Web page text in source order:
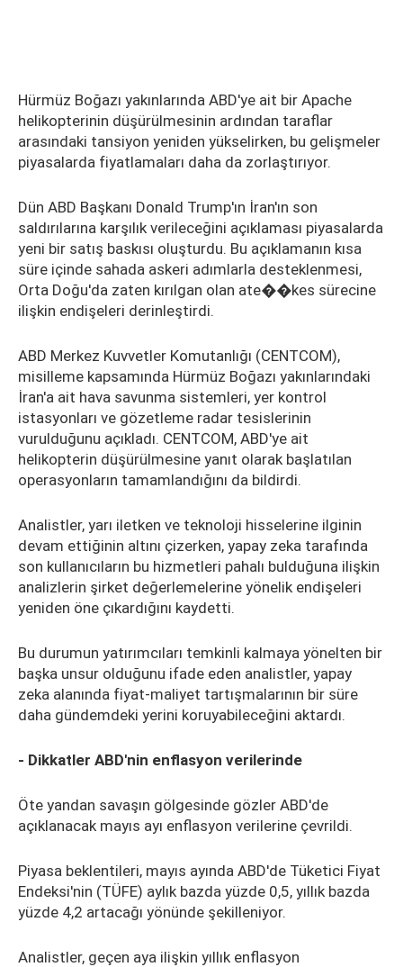
Hürmüz Boğazı yakınlarında ABD'ye ait bir Apache
helikopterinin düşürülmesinin ardından taraflar
arasındaki tansiyon yeniden yükselirken, bu gelişmeler
piyasalarda fiyatlamaları daha da zorlaştırıyor.
Dün ABD Başkanı Donald Trump'ın İran'ın son
saldırılarına karşılık verileceğini açıklaması piyasalarda
yeni bir satış baskısı oluşturdu. Bu açıklamanın kısa
süre içinde sahada askeri adımlarla desteklenmesi,
Orta Doğu'da zaten kırılgan olan ate��kes sürecine
ilişkin endişeleri derinleştirdi.
ABD Merkez Kuvvetler Komutanlığı (CENTCOM),
misilleme kapsamında Hürmüz Boğazı yakınlarındaki
İran'a ait hava savunma sistemleri, yer kontrol
istasyonları ve gözetleme radar tesislerinin
vurulduğunu açıkladı. CENTCOM, ABD'ye ait
helikopterin düşürülmesine yanıt olarak başlatılan
operasyonların tamamlandığını da bildirdi.
Analistler, yarı iletken ve teknoloji hisselerine ilginin
devam ettiğinin altını çizerken, yapay zeka tarafında
son kullanıcıların bu hizmetleri pahalı bulduğuna ilişkin
analizlerin şirket değerlemelerine yönelik endişeleri
yeniden öne çıkardığını kaydetti.
Bu durumun yatırımcıları temkinli kalmaya yönelten bir
başka unsur olduğunu ifade eden analistler, yapay
zeka alanında fiyat-maliyet tartışmalarının bir süre
daha gündemdeki yerini koruyabileceğini aktardı.
- Dikkatler ABD'nin enflasyon verilerinde
Öte yandan savaşın gölgesinde gözler ABD'de
açıklanacak mayıs ayı enflasyon verilerine çevrildi.
Piyasa beklentileri, mayıs ayında ABD'de Tüketici Fiyat
Endeksi'nin (TÜFE) aylık bazda yüzde 0,5, yıllık bazda
yüzde 4,2 artacağı yönünde şekilleniyor.
Analistler, geçen aya ilişkin yıllık enflasyon